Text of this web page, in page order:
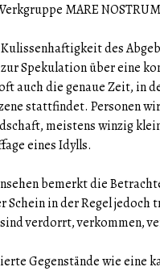
MARE
des
Spekulation über eine
auch die genaue Zeit, in
stattfindet. Personen
meistens winzig
eines Idylls.
bemerkt die
Schein in der Regel jedoch
verdorrt, verkommen,
Gegenstände wie eine